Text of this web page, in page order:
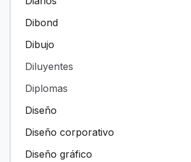
Dibond
Dibujo
Diluyentes
Diplomas
Diseño
Diseño corporativo
Diseño gráfico